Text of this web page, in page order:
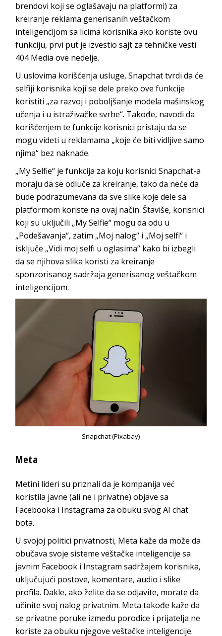
brendovi koji se oglašavaju na platformi) za
kreiranje reklama generisanih veštačkom
inteligencijom sa licima korisnika ako koriste ovu
funkciju, prvi put je izvestio sajt za tehničke vesti
404 Media ove nedelje.
U uslovima korišćenja usluge, Snapchat tvrdi da će
selfiji korisnika koji se dele preko ove funkcije
koristiti „za razvoj i poboljšanje modela mašinskog
učenja i u istraživačke svrhe“. Takođe, navodi da
korišćenjem te funkcije korisnici pristaju da se
mogu videti u reklamama „koje će biti vidljive samo
njima“ bez naknade.
„My Selfie“ je funkcija za koju korisnici Snapchat-a
moraju da se odluče za kreiranje, tako da neće da
bude podrazumevana da sve slike koje dele sa
platformom koriste na ovaj način. Štaviše, korisnici
koji su uključili „My Selfie“ mogu da odu u
„Podešavanja“, zatim „Moj nalog“ i „Moj selfi“ i
isključe „Vidi moj selfi u oglasima“ kako bi izbegli
da se njihova slika koristi za kreiranje
sponzorisanog sadržaja generisanog veštačkom
inteligencijom.
Snapchat (Pixabay)
Meta
Metini lideri su priznali da je kompanija već
koristila javne (ali ne i privatne) objave sa
Facebooka i Instagrama za obuku svog AI chat
bota.
U svojoj politici privatnosti, Meta kaže da može da
obučava svoje sisteme veštačke inteligencije sa
javnim Facebook i Instagram sadržajem korisnika,
uključujući postove, komentare, audio i slike
profila. Dakle, ako želite da se odjavite, morate da
učinite svoj nalog privatnim. Meta takođe kaže da
se privatne poruke između porodice i prijatelja ne
koriste za obuku njegove veštačke inteligencije.